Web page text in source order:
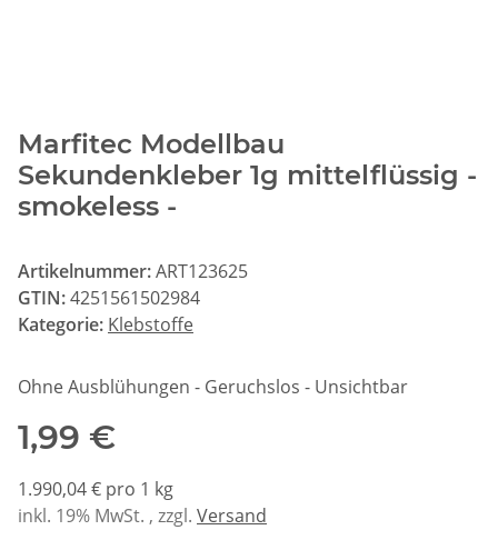
Marfitec Modellbau
Sekundenkleber 1g mittelflüssig -
smokeless -
Artikelnummer:ART123625
GTIN:4251561502984
Kategorie: Klebstoffe
Ohne Ausblühungen - Geruchslos - Unsichtbar
1,99 €
1.990,04 € pro 1 kg
inkl. 19% MwSt. , zzgl. Versand